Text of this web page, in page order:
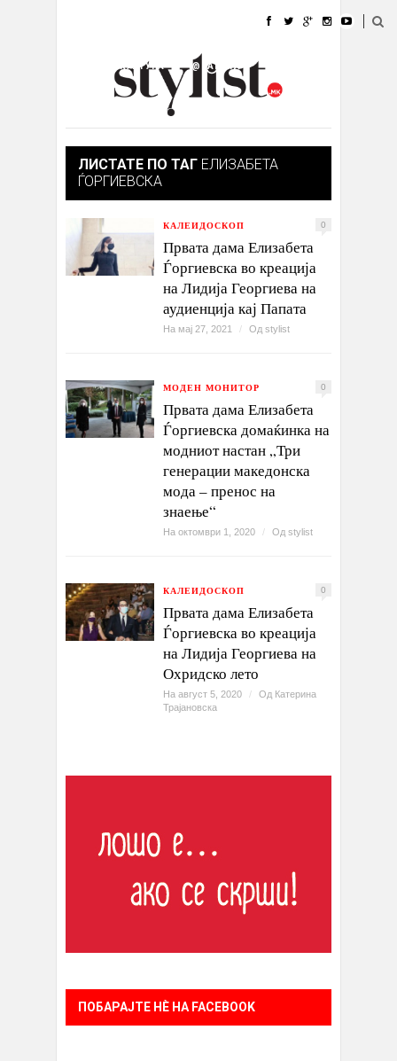
УБАВИНА
КУЛТУРА @РАБОТА
ИЗЛОГ
ЛИСТАТЕ ПО ТАГ ЕЛИЗАБЕТА
ЃОРГИЕВСКА
КАЛЕИДОСКОП 0
Првата дама Елизабета
Ѓоргиевска во креација
на Лидија Георгиева на
аудиенција кај Папата
На мај 27, 2021 / Од stylist
МОДЕН МОНИТОР 0
Првата дама Елизабета
Ѓоргиевска домаќинка на
модниот настан „Три
генерации македонска
мода – пренос на
знаење“
На октомври 1, 2020 / Од stylist
КАЛЕИДОСКОП 0
Првата дама Елизабета
Ѓоргиевска во креација
на Лидија Георгиева на
Охридско лето
На август 5, 2020 / Од Катерина
Трајановска
ПОБАРАЈТЕ НÈ НА FACEBOOK